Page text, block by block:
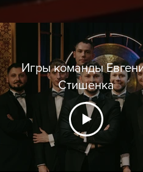
Игры команды
Стишенка